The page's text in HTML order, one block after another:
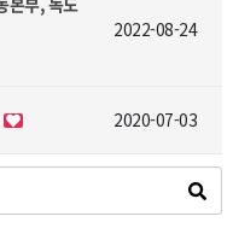
2022-08-24
2020-07-03